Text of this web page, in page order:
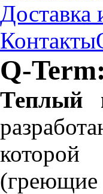
Доставка
Контакты
Q-
Теплый
которой
(греющие